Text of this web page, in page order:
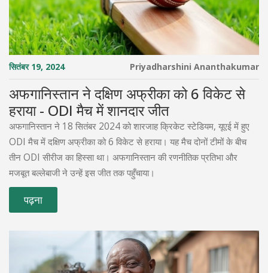
सितंबर 19, 2024 Priyadharshini Ananthakumar
अफगानिस्तान ने दक्षिण अफ्रीका को 6 विकेट से
हराया - ODI मैच में शानदार जीत
अफगानिस्तान ने 18 सितंबर 2024 को शारजाह क्रिकेट स्टेडियम, यूएई में हुए
ODI मैच में दक्षिण अफ्रीका को 6 विकेट से हराया। यह मैच दोनों टीमों के बीच
तीन ODI सीरीज का हिस्सा था। अफगानिस्तान की रणनीतिक प्रतिभा और
मजबूत बल्लेबाजी ने उन्हें इस जीत तक पहुँचाया।
पढ़ना